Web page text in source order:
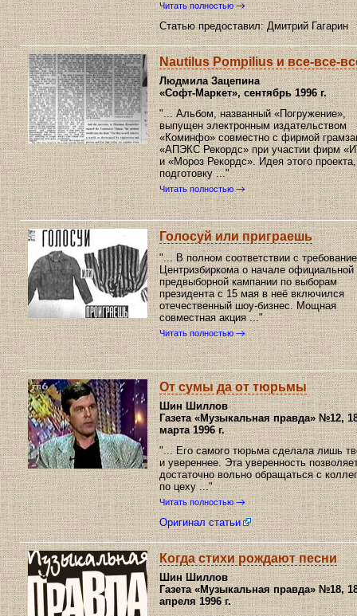
Читать полностью
Статью предоставил: Дмитрий Гагарин
Nautilus Pompilius и все-все-
Людмила Зацепина
«Софт-Маркет», сентябрь 1996 г.
"... Альбом, названный «Погружение»,
выпущен электронным издательством
«Коминфо» совместно с фирмой
«АПЭКС Рекордс» при участии фирм
и «Мороз Рекордс». Идея этого
подготовку ..."
Читать полностью
Голосуй или приграешь
"... В полном соответствии с
Центризбиркома о начале официальной
предвыборной кампании по выборам
президента с 15 мая в неё включился
отечественный шоу-бизнес. Мощная
совместная акция ..."
Читать полностью
От сумы да от тюрьмы
Шин Шиллов
Газета «Музыкальная правда»№12,
марта 1996 г.
"... Его самого тюрьма сделала лишь
и увереннее. Эта уверенность
достаточно вольно обращаться с
по цеху ..."
Читать полностью
Оригинал статьи
Когда стихи рождают песни
Шин Шиллов
Газета «Музыкальная правда» №18,
апреля 1996 г.